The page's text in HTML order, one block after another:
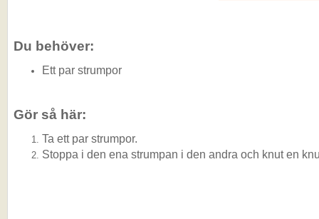
Du behöver:
Ett par strumpor
Gör så här:
Ta ett par strumpor.
Stoppa i den ena strumpan i den andra och knut en